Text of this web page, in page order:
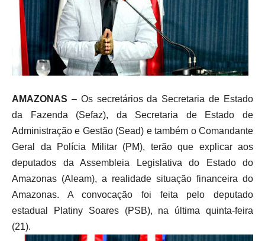
AMAZONAS – Os secretários da Secretaria de Estado
da Fazenda (Sefaz), da Secretaria de Estado de
Administração e Gestão (Sead) e também o Comandante
Geral da Polícia Militar (PM), terão que explicar aos
deputados da Assembleia Legislativa do Estado do
Amazonas (Aleam), a realidade situação financeira do
Amazonas. A convocação foi feita pelo deputado
estadual Platiny Soares (PSB), na última quinta-feira
(21).